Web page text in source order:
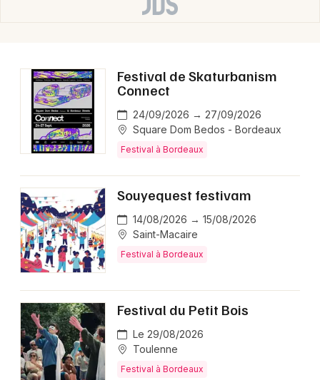
Festival de Skaturbanism
Connect
24/09/2026 → 27/09/2026
Square Dom Bedos - Bordeaux
Festival à Bordeaux
Souyequest festivam
14/08/2026 → 15/08/2026
Saint-Macaire
Festival à Bordeaux
Festival du Petit Bois
Le 29/08/2026
Toulenne
Festival à Bordeaux